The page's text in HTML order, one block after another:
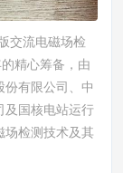
交流电磁场检
精心筹备，由
份有限公司、中
及国核电站运行
场检测技术及其